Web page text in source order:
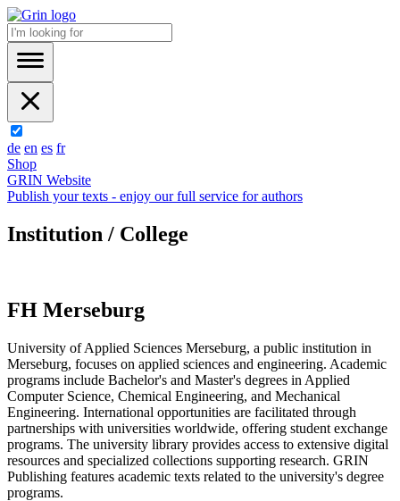
de en es fr
Shop
GRIN Website
Publish your texts - enjoy our full service for authors
Institution / College
FH Merseburg
University of Applied Sciences Merseburg, a public institution in
Merseburg, focuses on applied sciences and engineering. Academic
programs include Bachelor's and Master's degrees in Applied
Computer Science, Chemical Engineering, and Mechanical
Engineering. International opportunities are facilitated through
partnerships with universities worldwide, offering student exchange
programs. The university library provides access to extensive digital
resources and specialized collections supporting research. GRIN
Publishing features academic texts related to the university's degree
programs.